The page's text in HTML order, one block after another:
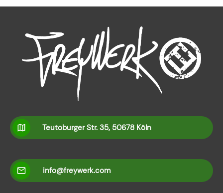
Teutoburger Str. 35, 50678 Köln
info@freywerk.com